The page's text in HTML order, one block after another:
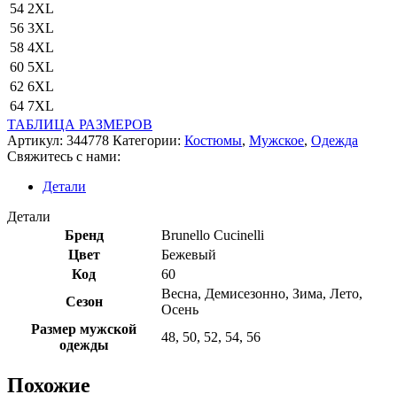
54 2XL
56 3XL
58 4XL
60 5XL
62 6XL
64 7XL
ТАБЛИЦА РАЗМЕРОВ
Артикул: 344778 Категории: Костюмы, Мужское, Одежда
Свяжитесь с нами:
Детали
Детали
Бренд
Brunello Cucinelli
Цвет
Бежевый
Код
60
Сезон
Весна, Демисезонно, Зима, Лето,
Осень
Размер мужской
одежды
48, 50, 52, 54, 56
Похожие